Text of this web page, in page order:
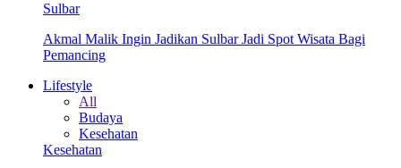
Sulbar
Akmal Malik Ingin Jadikan Sulbar Jadi Spot Wisata Bagi
Pemancing
Lifestyle
All
Budaya
Kesehatan
Kesehatan